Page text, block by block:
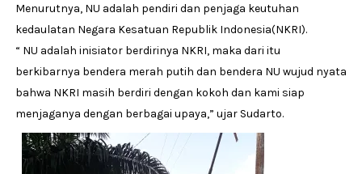
Menurutnya, NU adalah pendiri dan penjaga keutuhan
kedaulatan Negara Kesatuan Republik Indonesia(NKRI).
“ NU adalah inisiator berdirinya NKRI, maka dari itu
berkibarnya bendera merah putih dan bendera NU wujud nyata
bahwa NKRI masih berdiri dengan kokoh dan kami siap
menjaganya dengan berbagai upaya,” ujar Sudarto.